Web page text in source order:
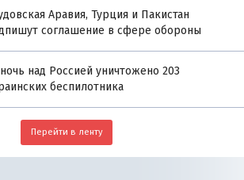
Аравия, Турция и Пакистан
соглашение в сфере обороны
над Россией уничтожено 203
беспилотника
Перейти в ленту